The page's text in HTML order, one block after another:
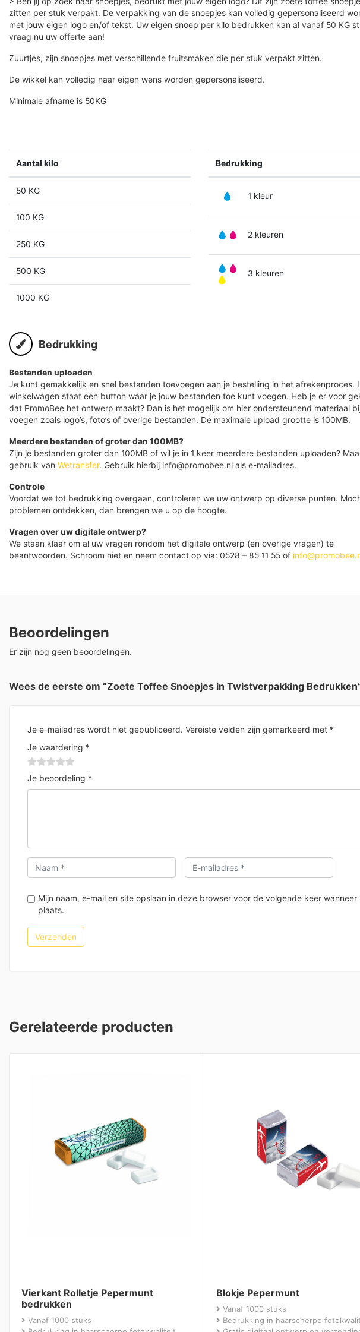
zitten per stuk verpakt. De verpakking van de snoepjes kan volledig gepersonaliseerd
met jouw eigen logo en/of tekst. Uw eigen snoep per kilo bedrukken kan al vanaf 50 KG
vraag nu uw offerte aan!
Zuurtjes, zijn snoepjes met verschillende fruitsmaken die per stuk verpakt zitten.
De wikkel kan volledig naar eigen wens worden gepersonaliseerd.
Minimale afname is 50KG
Aantal kilo
50 KG
100 KG
250 KG
500 KG
1000 KG
Bedrukking
1 kleur
2 kleuren
3 kleuren
Bedrukking
Bestanden uploaden
Je kunt gemakkelijk en snel bestanden toevoegen aan je bestelling in het afrekenproces.
winkelwagen staat een button waar je jouw bestanden toe kunt voegen. Heb je er voor
dat PromoBee het ontwerp maakt? Dan is het mogelijk om hier ondersteunend materiaal
voegen zoals logo’s, foto’s of overige bestanden. De maximale upload grootte is 100MB.
Meerdere bestanden of groter dan 100MB?
Zijn je bestanden groter dan 100MB of wil je in 1 keer meerdere bestanden uploaden?
gebruik van Wetransfer. Gebruik hierbij info@promobee.nl als e-mailadres.
Controle
Voordat we tot bedrukking overgaan, controleren we uw ontwerp op diverse punten.
problemen ontdekken, dan brengen we u op de hoogte.
Vragen over uw digitale ontwerp?
We staan klaar om al uw vragen rondom het digitale ontwerp (en overige vragen) te
beantwoorden. Schroom niet en neem contact op via: 0528 – 85 11 55 of
Beoordelingen
Er zijn nog geen beoordelingen.
Wees de eerste om “Zoete Toffee Snoepjes in Twistverpakking
Je e-mailadres wordt niet gepubliceerd. Vereiste velden zijn gemarkeerd met *
Je waardering *
Je beoordeling *
Mijn naam, e-mail en site opslaan in deze browser voor de volgende keer
plaats.
Gerelateerde producten
Vierkant Rolletje Pepermunt
bedrukken
Vanaf 1000 stuks
Blokje Pepermunt
Vanaf 1000 stuks
Bedrukking in haarscherpe